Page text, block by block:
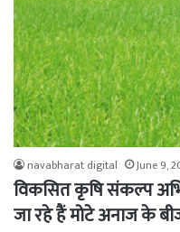
navabharat digital June 9,
विकसित कृषि संकल्प
जा रहे हैं मोटे अनाज के